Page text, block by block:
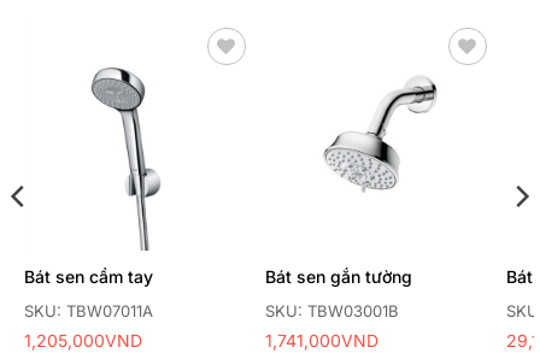
SKU: TBW07011A
Bát sen cầm tay
1,205,000VND
SKU: TBW03001B
Bát sen gắn tường
1,741,000VND
Bát